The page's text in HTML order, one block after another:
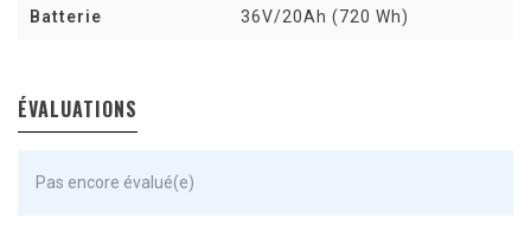
Batterie 36V/20Ah (720 Wh)
ÉVALUATIONS
Pas encore évalué(e)